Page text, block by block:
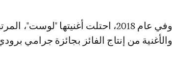
والأغنية من إنتاج الفائز بجائزة جرامي